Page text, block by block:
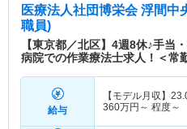
医療法人社団博栄会 浮間中
職員)
【東京都／北区】4週8休♪手当
病院での作業療法士求人！＜常
給与
【モデル月収】
360万円～ 程度～